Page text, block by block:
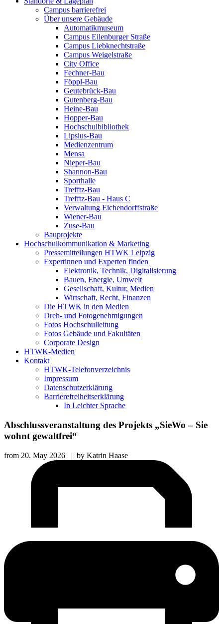
Campus barrierefrei
Über unsere Gebäude
Automatikmuseum
Campus Eilenburger Straße
Campus Liebknechtstraße
Campus Weigelstraße
City Office
Fechner-Bau
Föppl-Bau
Geutebrück-Bau
Gutenberg-Bau
Heine-Bau
Hopper-Bau
Hochschulbibliothek
Lipsius-Bau
Medienzentrum
Mensa
Nieper-Bau
Shannon-Bau
Sporthalle
Trefftz-Bau
Trefftz-Bau - Haus C
Verwaltung Eichendorffstraße
Wiener-Bau
Zuse-Bau
Bauprojekte
Hochschulkommunikation & Marketing
Pressemitteilungen HTWK Leipzig
Expertinnen und Experten finden
Elektronik, Technik, Digitalisierung
Bauen, Energie, Umwelt
Gesellschaft, Kultur, Medien
Wirtschaft, Recht, Finanzen
Die HTWK in den Medien
Dreh- und Fotogenehmigungen
Fotos Hochschulleitung
Fotos Gebäude und Fakultäten
Corporate Design
HTWK-Medien
Kontakt
HTWK-Telefonverzeichnis
Impressum
Datenschutzerklärung
Barrierefreiheitserklärung
In Leichter Sprache
Abschlussveranstaltung des Projekts „SieWo – Sie
wohnt gewaltfrei“
from 20. May 2026 | by Katrin Haase